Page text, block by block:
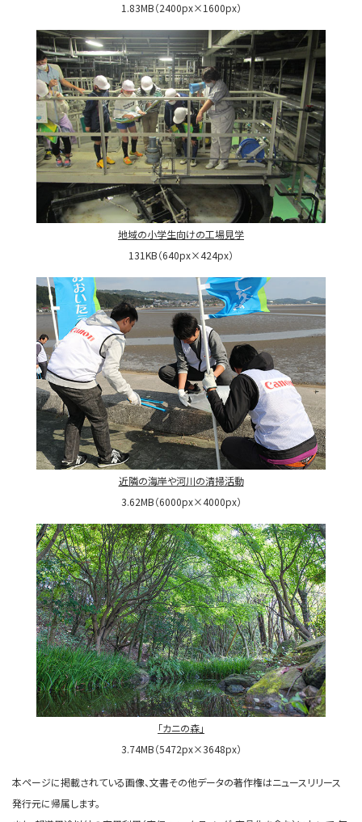
1.83MB（2400px×1600px）
地域の小学生向けの工場見学
131KB（640px×424px）
近隣の海岸や河川の清掃活動
3.62MB（6000px×4000px）
「カニの森」
3.74MB（5472px×3648px）
本ページに掲載されている画像、文書その他データの著作権はニュースリリース
発行元に帰属します。